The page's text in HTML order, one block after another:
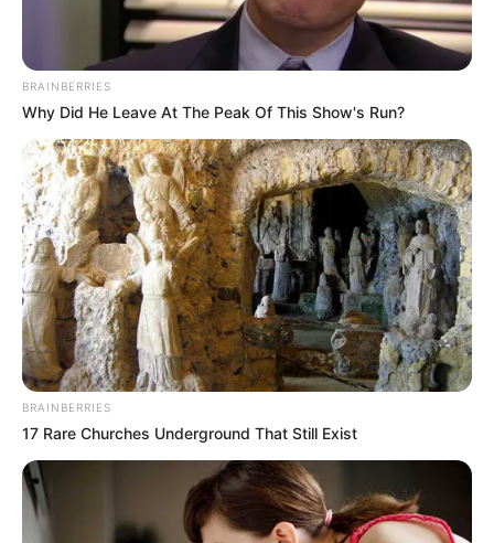
BRAINBERRIES
Why Did He Leave At The Peak Of This Show's Run?
BRAINBERRIES
17 Rare Churches Underground That Still Exist